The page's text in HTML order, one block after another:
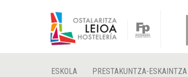
ESKOLA PRESTAKUNTZA-ESKAINTZA